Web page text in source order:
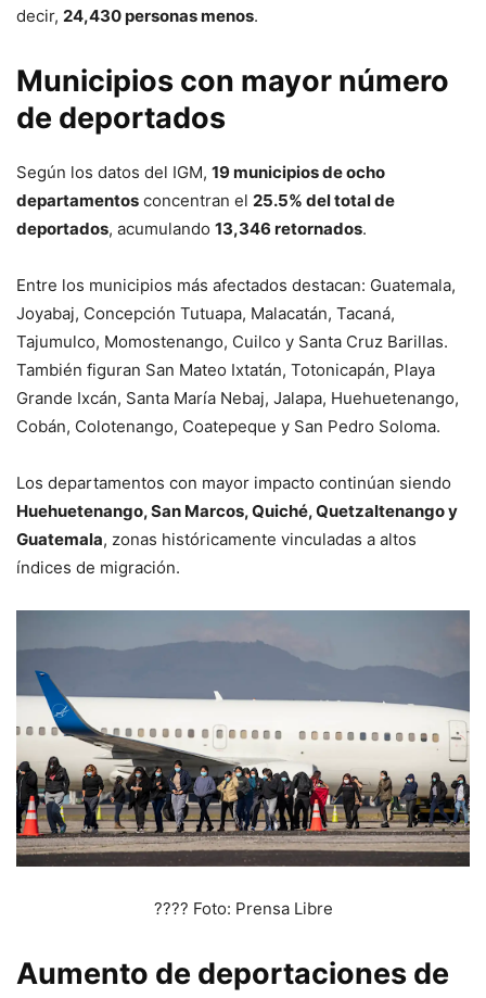
decir, 24,430 personas menos.
Municipios con mayor número
de deportados
Según los datos del IGM, 19 municipios de ocho
departamentos concentran el 25.5% del total de
deportados, acumulando 13,346 retornados.
Entre los municipios más afectados destacan: Guatemala,
Joyabaj, Concepción Tutuapa, Malacatán, Tacaná,
Tajumulco, Momostenango, Cuilco y Santa Cruz Barillas.
También figuran San Mateo Ixtatán, Totonicapán, Playa
Grande Ixcán, Santa María Nebaj, Jalapa, Huehuetenango,
Cobán, Colotenango, Coatepeque y San Pedro Soloma.
Los departamentos con mayor impacto continúan siendo
Huehuetenango, San Marcos, Quiché, Quetzaltenango y
Guatemala, zonas históricamente vinculadas a altos
índices de migración.
???? Foto: Prensa Libre
Aumento de deportaciones de